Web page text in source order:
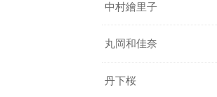
中村繪里子
丸岡和佳奈
丹下桜